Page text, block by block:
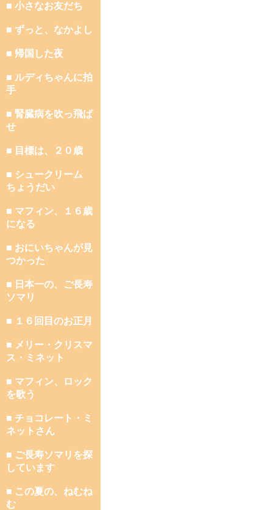
■ 小さなお友だち
■ ずっと、なかよし
■ 帰国した夜
■ ルディちゃんに拍
手
■ 腎臓病を吹っ飛ば
せ
■ 目標は、２０歳
■ シュークリーム
ちょうだい
■ マフィン、１６歳
になる
■ おにいちゃんが見
つかった
■ 日本一の、ご長寿
ソマリ
■ １６回目のお正月
■ メリー・クリスマ
ス・ミネット
■ マフィン、ロック
を歌う
■ チョコレート・ミ
ネットさん
■ ご長寿ソマリを探
しています
■ この夏の、ねむね
む